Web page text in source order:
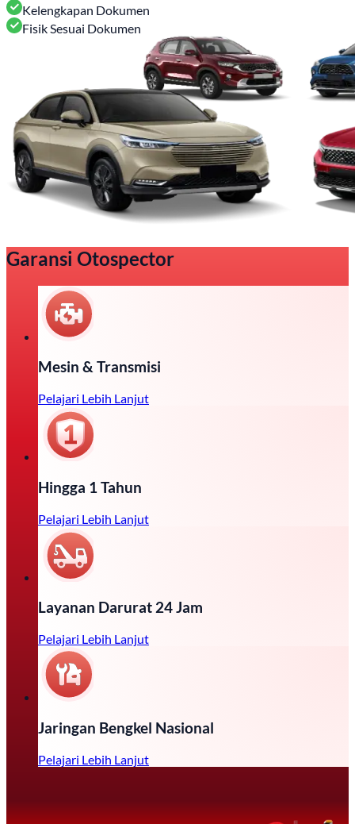
Kelengkapan Dokumen
Fisik Sesuai Dokumen
Garansi Otospector
Mesin & Transmisi
Pelajari Lebih Lanjut
Hingga 1 Tahun
Pelajari Lebih Lanjut
Layanan Darurat 24 Jam
Pelajari Lebih Lanjut
Jaringan Bengkel Nasional
Pelajari Lebih Lanjut